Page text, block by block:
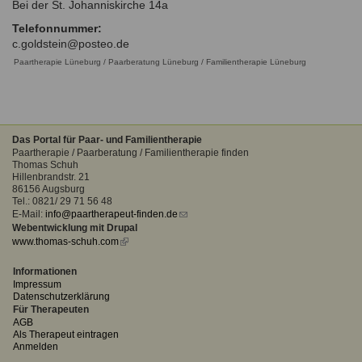
Qualitätssicherung
Qualität unserer Therapeuten
Familienthemen
Systemischer Ansatz
Seminare und Kurse
Fortbildungen
Ausbildungsinstitute
Fortbildungen
Information über Qualifikation
Benutzername*
Passwort
vergessen?
Anmelden
Links
Formular zur Registrierung
Bei der St. Johanniskirche 14a
Telefonnummer:
c.goldstein@posteo.de
Paartherapie Lüneburg / Paarberatung Lüneburg / Familientherapie Lüneburg
Das Portal für Paar- und Familientherapie
Paartherapie / Paarberatung / Familientherapie finden
Thomas Schuh
Hillenbrandstr. 21
86156 Augsburg
Tel.: 0821/ 29 71 56 48
E-Mail: info@paartherapeut-finden.de (link
Webentwicklung mit Drupal
www.thomas-schuh.com(link
Informationen
Impressum
Datenschutzerklärung
Für Therapeuten
AGB
Als Therapeut eintragen
Anmelden